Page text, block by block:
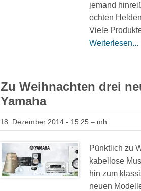
jemand
echten
Viele
Weiterlesen...
Zu Weihnachten drei
Yamaha
18. Dezember 2014 - 15:25 – mh
Pünktlich zu
kabellose
hin zum
neuen